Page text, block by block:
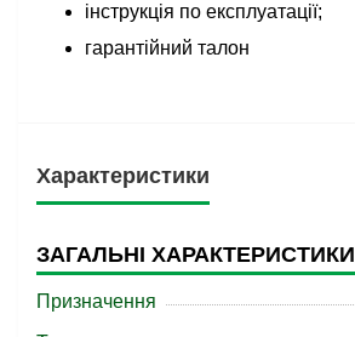
інструкція по експлуатації;
гарантійний талон
Характеристики
ЗАГАЛЬНІ ХАРАКТЕРИСТИКИ
Призначення